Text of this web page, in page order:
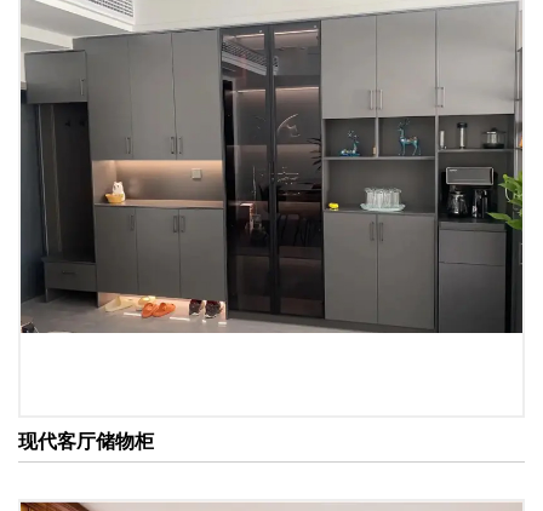
表面和华丽的细节，能够为空间增添一份精致与温馨，
适合卧室或客厅。
定制选项：许多制造商提供定制衣柜和橱柜的服务，允
许你根据个人需求选择表面处理、硬件，甚至内部组织
2. 功能性存储解决方案
衣柜和橱柜的主要功能是存储，它们在为衣物、配饰及
其他物品提供充足空间方面表现突出。
衣柜：这些通常较大，主要用于存放衣物，内部通常结
合挂衣区、架子和抽屉。有些型号还包括专门的鞋架、
多样，能够存放餐具、书籍、办公用品甚至玩具，极具
现代客厅储物柜